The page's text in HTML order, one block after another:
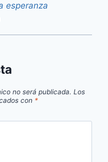
esperanza
no será publicada. Los
con *